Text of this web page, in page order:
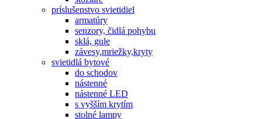
príslušenstvo svietidiel
armatúry
senzory, čidlá pohybu
sklá, gule
závesy,mriežky,kryty
svietidlá bytové
do schodov
nástenné
nástenné LED
s vyšším krytím
stolné lampy